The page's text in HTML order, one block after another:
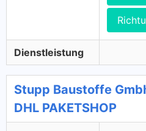
Dienstleistung
Stupp Baustoffe
DHL PAKETSHOP